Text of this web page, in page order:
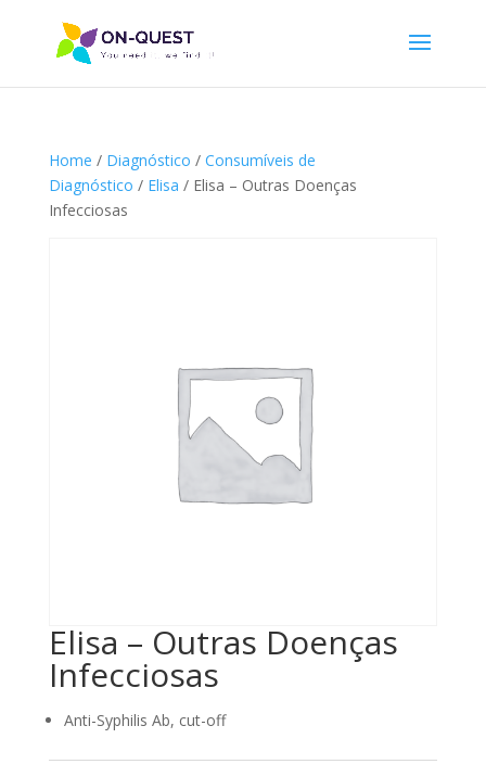
Home / Diagnóstico / Consumíveis de
Diagnóstico / Elisa / Elisa – Outras Doenças
Infecciosas
Elisa – Outras Doenças
Infecciosas
Anti-Syphilis Ab, cut-off